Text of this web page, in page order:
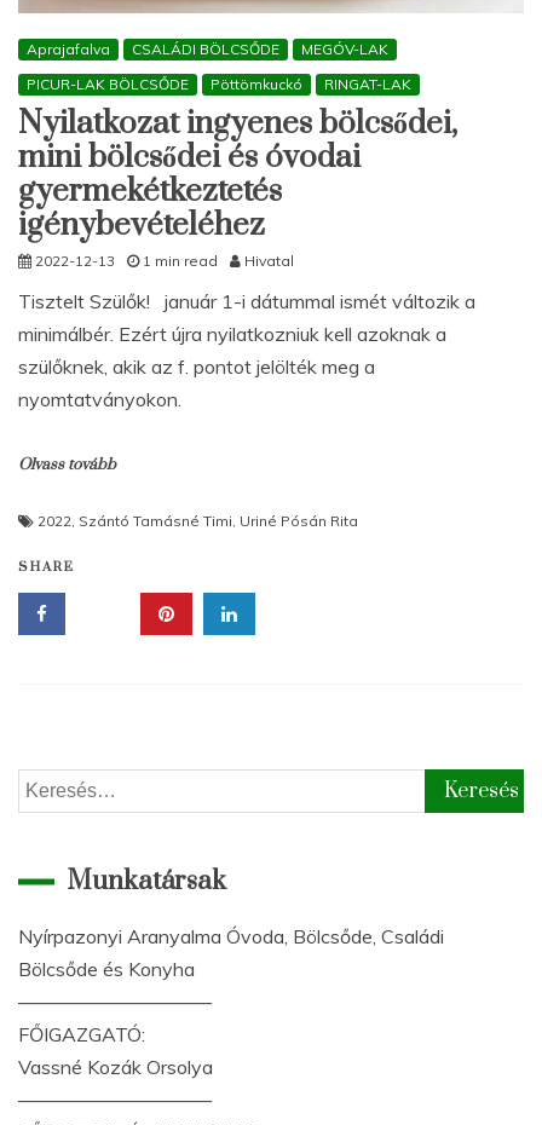
Aprajafalva CSALÁDI BÖLCSŐDE
MEGÓV-LAK
PICUR-LAK BÖLCSŐDE
Pöttömkuckó RINGAT-LAK
Nyilatkozat ingyenes bölcsődei,
mini bölcsődei és óvodai
gyermekétkeztetés
igénybevételéhez
2022-12-13 1 min read Hivatal
Tisztelt Szülők! január 1-i dátummal ismét változik a
minimálbér. Ezért újra nyilatkozniuk kell azoknak a
szülőknek, akik az f. pontot jelölték meg a
nyomtatványokon.
Olvass tovább
2022 Szántó Tamásné Timi Uriné Pósán Rita
SHARE
Keresés:
Munkatársak
Nyírpazonyi Aranyalma Óvoda, Bölcsőde, Családi
Bölcsőde és Konyha
——————————
FŐIGAZGATÓ:
Vassné Kozák Orsolya
——————————